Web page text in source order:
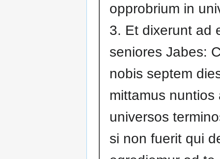
opprobrium in
3. Et dixerunt ad
seniores Jabes:
nobis septem
mittamus nuntios
universos
si non fuerit qui